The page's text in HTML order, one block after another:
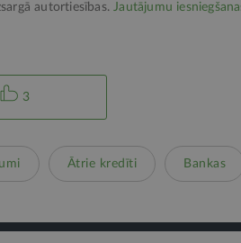
autortiesības.Jautājumu
3
Ātrie kredīti Bankas